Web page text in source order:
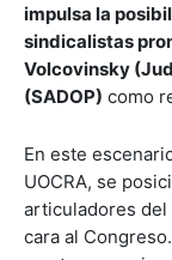
impulsa la
sindicalistas
Volcovinsky
(SADOP) como
En este
UOCRA, se
articuladores del
cara al